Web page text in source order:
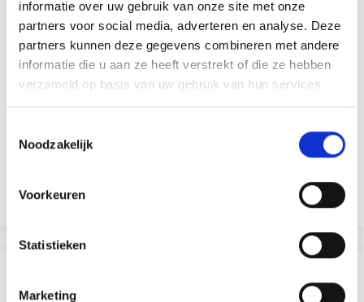
informatie over uw gebruik van onze site met onze
partners voor social media, adverteren en analyse. Deze
partners kunnen deze gegevens combineren met andere
informatie die u aan ze heeft verstrekt of die ze hebben
verzameld op basis van uw gebruik van hun services.
Noodzakelijk
Voorkeuren
Statistieken
Marketing
PENNENHOUDER 9,5X7,5 CM
Voeg toe aan winkelwagen